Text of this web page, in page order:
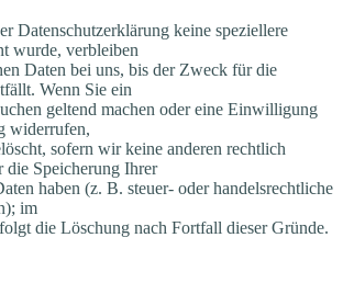
Datenschutzerklärung keine speziellere
wurde, verbleiben
Daten bei uns, bis der Zweck für die
Wenn Sie ein
geltend machen oder eine Einwilligung
widerrufen,
sofern wir keine anderen rechtlich
die Speicherung Ihrer
haben (z. B. steuer- oder handelsrechtliche
im
die Löschung nach Fortfall dieser Gründe.